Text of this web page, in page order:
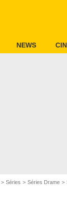
NEWS
Séries Séries Drame